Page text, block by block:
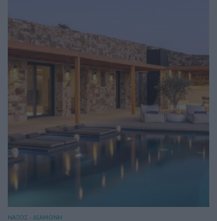
ΝΑΞΟΣ - ΔΙΑΜΟΝΗ